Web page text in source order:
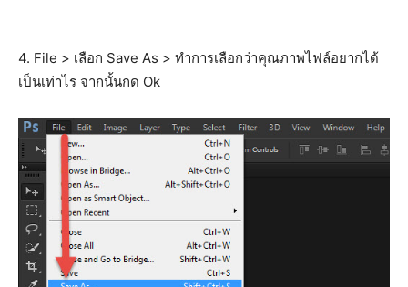
4. File > เลือก Save As > ทำการเลือกว่าคุณภาพไฟล์อยากได้
เป็นเท่าไร จากนั้นกด Ok